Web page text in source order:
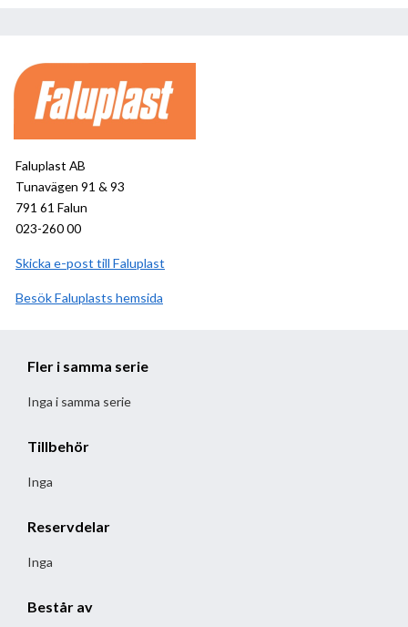
Faluplast AB
Tunavägen 91 & 93
791 61 Falun
023-260 00
Skicka e-post till Faluplast
BesökFaluplast hemsida
Fler i samma serie
Inga i samma serie
Tillbehör
Inga
Reservdelar
Inga
Består av